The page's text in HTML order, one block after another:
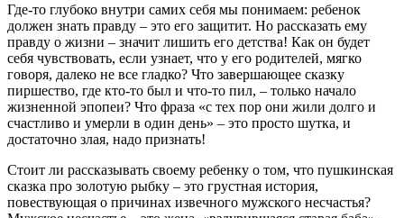
Где-то глубоко внутри самих себя мы понимаем: ребенок
должен знать правду – это его защитит. Но рассказать ему
правду о жизни – значит лишить его детства! Как он будет
себя чувствовать, если узнает, что у его родителей, мягко
говоря, далеко не все гладко? Что завершающее сказку
пиршество, где кто-то был и что-то пил, – только начало
жизненной эпопеи? Что фраза «с тех пор они жили долго и
счастливо и умерли в один день» – это просто шутка, и
достаточно злая, надо признать!
Стоит ли рассказывать своему ребенку о том, что пушкинская
сказка про золотую рыбку – это грустная история,
повествующая о причинах извечного мужского несчастья?